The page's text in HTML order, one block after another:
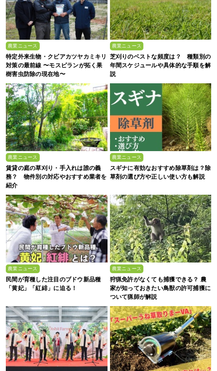
農業ニュース
特定外来生物・クビアカツヤカミキリ
対策の最前線 〜モスピランが拓く果
樹害虫防除の現在地〜
農業ニュース
芝刈りのベストな頻度は？ 種類別の
年間スケジュールや具体的な手順を解
説
農業ニュース
賃貸の庭の草刈り・手入れは誰の義
務？ 物件別の対応やおすすめ業者を
紹介
農業ニュース
スギナに有効なおすすめ除草剤は？除
草剤の選び方や正しい使い方も解説
農業ニュース
民間が育種した注目のブドウ新品種
「黄妃」「紅緋」に迫る！
農業ニュース
狩猟免許がなくても捕獲できる？ 農
家が知っておきたい鳥獣の許可捕獲に
ついて猟師が解説